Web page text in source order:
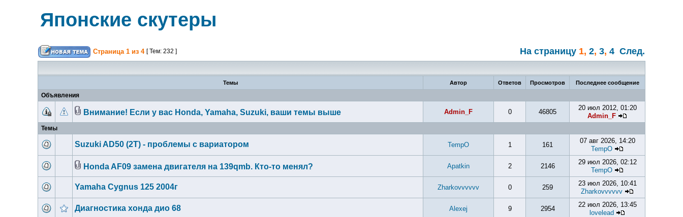
Японские скутеры
Страница 1 из 4 [ Тем: 232 ] На страницу 1, 2, 3, 4 След.
Темы Автор Ответов Просмотров Последнее сообщение
Объявления
Внимание! Если у вас Honda, Yamaha, Suzuki, ваши темы выше Admin_F 0 46805
20 июл 2012, 01:20
Admin_F
Темы
Suzuki AD50 (2T) - проблемы с вариатором TempO 1 161
07 авг 2026, 14:20
TempO
Honda AF09 замена двигателя на 139qmb. Кто-то менял? Apatkin 2 2146
29 июл 2026, 02:12
TempO
Yamaha Cygnus 125 2004г Zharkovvvvvv 0 259
23 июл 2026, 10:41
Zharkovvvvvv
Диагностика хонда дио 68 Alexej 9 2954
22 июл 2026, 13:45
lovelead